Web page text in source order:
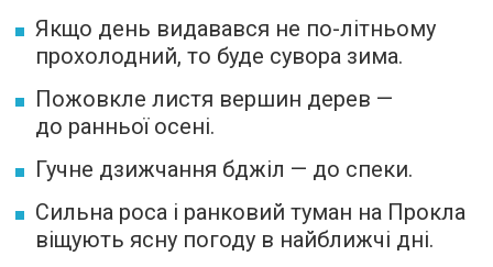
Якщо день видавався не по-літньому
прохолодний, то буде сувора зима.
Пожовкле листя вершин дерев —
до ранньої осені.
Гучне дзижчання бджіл — до спеки.
Сильна роса і ранковий туман на Прокла
віщують ясну погоду в найближчі дні.